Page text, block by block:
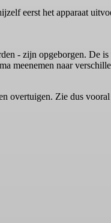
eerst het apparaat
- zijn opgeborgen. De is
meenemen naar
overtuigen. Zie dus